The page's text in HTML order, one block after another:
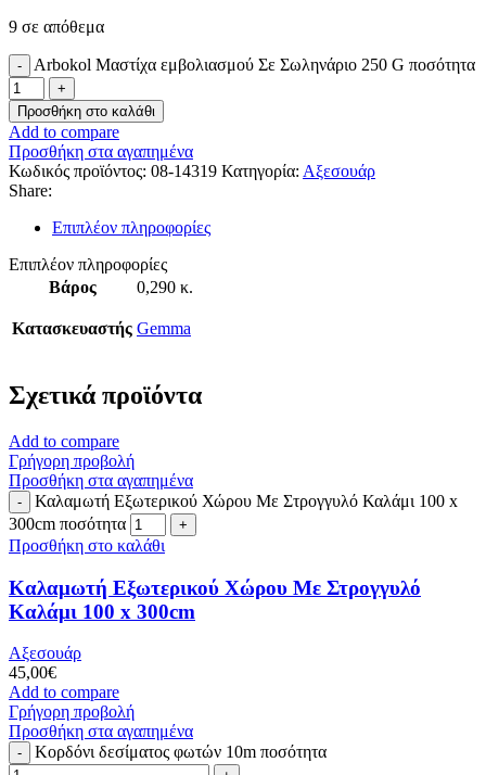
9 σε απόθεμα
Arbokol Μαστίχα εμβολιασμού Σε Σωληνάριο 250 G ποσότητα
Προσθήκη στο καλάθι
Add to compare
Προσθήκη στα αγαπημένα
Κωδικός προϊόντος: 08-14319 Κατηγορία: Αξεσουάρ
Share:
Επιπλέον πληροφορίες
Επιπλέον πληροφορίες
Βάρος
0,290 κ.
Κατασκευαστής Gemma
Σχετικά προϊόντα
Add to compare
Γρήγορη προβολή
Προσθήκη στα αγαπημένα
Καλαμωτή Εξωτερικού Χώρου Με Στρογγυλό Καλάμι 100 x
300cm ποσότητα
Προσθήκη στο καλάθι
Καλαμωτή Εξωτερικού Χώρου Με Στρογγυλό
Καλάμι 100 x 300cm
Αξεσουάρ
45,00€
Add to compare
Γρήγορη προβολή
Προσθήκη στα αγαπημένα
Κορδόνι δεσίματος φωτών 10m ποσότητα